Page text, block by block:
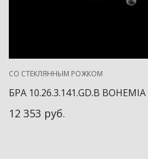
СО СТЕКЛЯННЫМ РОЖКОМ
БРА 10.26.3.141.GD.B BOHEMIA
12 353 руб.